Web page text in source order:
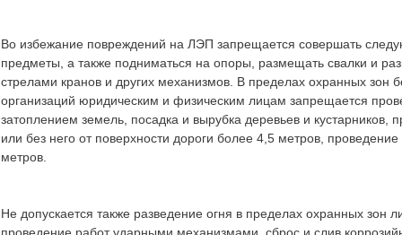
Во избежание повреждений на ЛЭП запрещается совершать
предметы, а также подниматься на опоры, размещать свалки и
стрелами кранов и других механизмов. В пределах охранных зон
организаций юридическим и физическим лицам запрещается
затоплением земель, посадка и вырубка деревьев и
или без него от поверхности дороги более 4,5 метров,
метров.
Не допускается также разведение огня в пределах охранных зон